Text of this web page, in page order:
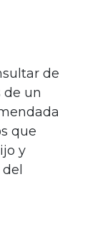
de
de un
que
y